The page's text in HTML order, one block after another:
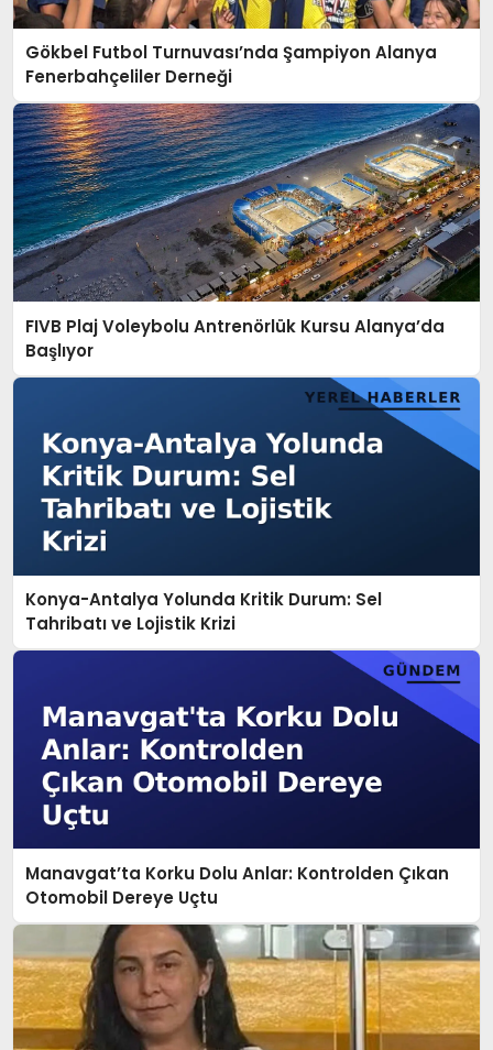
Gökbel Futbol Turnuvası’nda Şampiyon Alanya
Fenerbahçeliler Derneği
FIVB Plaj Voleybolu Antrenörlük Kursu Alanya’da
Başlıyor
Konya-Antalya Yolunda Kritik Durum: Sel
Tahribatı ve Lojistik Krizi
Manavgat’ta Korku Dolu Anlar: Kontrolden Çıkan
Otomobil Dereye Uçtu